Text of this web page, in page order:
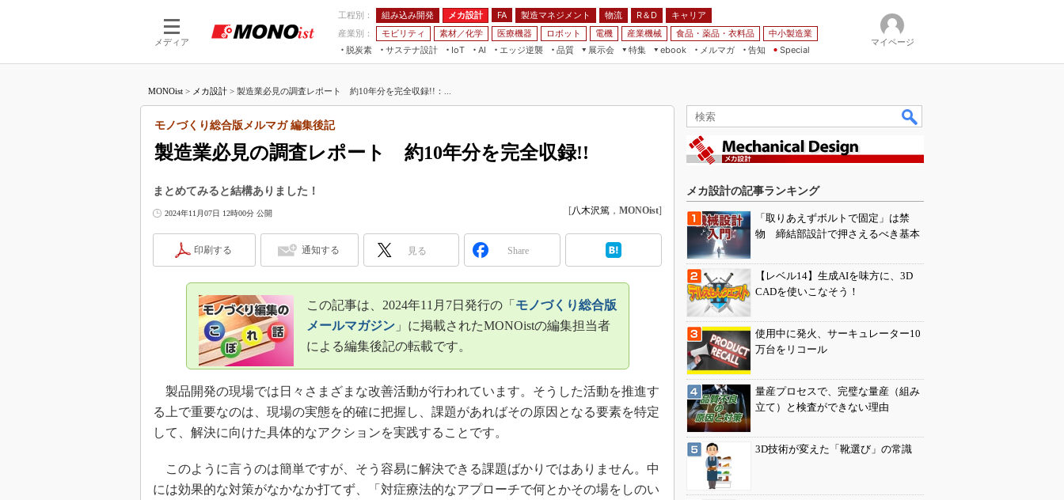
メディア
工程別： 組み込み開発 メカ設計 FA 製造マネジメント 物流 R＆D
キャリア
産業別：
モビリティ 素材／化学 医療機器 ロボット 電機 産業機械 食品・薬品・衣料品
中小製造業
脱炭素
サステナ設計
IoT
つながる工場
つながるサービス
AI
AI×設備保全
Physical AI
エッジ逆襲 品質
展示会
JIMTOF
IIFES
EdgeTech+
日本ものづくりワールド
AUTOMOTIVE WORLD
産業オープンネット展
特集
VR／AR
フィールドサービス
車載ソフト開発
ISO26262
無償設計ツール
デジタルツインとCAE
S＆OP
インダストリー4.0
製造業ビッグデータ
ebook
FA
メルマガ
告知 Special
マイページ
MONOist > メカ設計 > 製造業必見の調査レポート 約10年分を完全収録!!：...
製造業必見の調査レポート 約10年分を完全収録!!
モノづくり総合版メルマガ 編集後記
まとめてみると結構ありました！
2024年11月07日 12時00分 公開 [八木沢篤 ， MONOist]
印刷する 通知する 見る Share
この記事は、2024年11月7日発行の「 モノづくり総合版
メールマガジン」に掲載されたMONOistの編集担当者
による編集後記の転載です。
製品開発の現場では日々さまざまな改善活動が行われています。そうした活動を推進す
る上で重要なのは、現場の実態を的確に把握し、課題があればその原因となる要素を特定
して、解決に向けた具体的なアクションを実践することです。
このように言うのは簡単ですが、そう容易に解決できる課題ばかりではありません。中
には効果的な対策がなかなか打てず、「対症療法的なアプローチで何とかその場をしのい
メカ設計の記事ランキング
「取りあえずボルトで固定」は禁
物 締結部設計で押さえるべき基本
【レベル14】生成AIを味方に、3D
CADを使いこなそう！
使用中に発火、サーキュレーター10
万台をリコール
量産プロセスで、完璧な量産（組み
立て）と検査ができない理由
3D技術が変えた「靴選び」の常識